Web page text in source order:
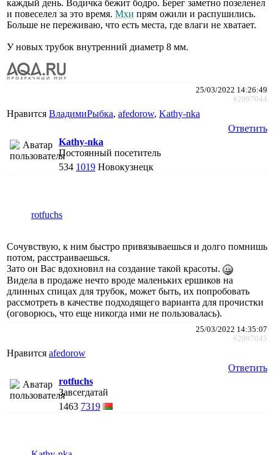
каждый день. Водичка бежит бодро. Берег заметно позеленел
и повеселел за это время. Мхи прям ожили и распушились.
Больше не переживаю, что есть места, где влаги не хватает.
У новых трубок внутренний диаметр 8 мм.
25/03/2022 14:26:49
#2997044
Нравится ВладимиРыбка, afedorow, Kathy-nka
Ответить
Kathy-nka
Постоянный посетитель
534 1019 Новокузнецк
rotfuchs
Сочувствую, к ним быстро привязываешься и долго помнишь
потом, расстраиваешься.
Зато он Вас вдохновил на создание такой красоты.
Видела в продаже нечто вроде маленьких ершиков на
длинных спицах для трубок, может быть, их попробовать
рассмотреть в качестве подходящего варианта для прочистки
(оговорюсь, что еще никогда ими не пользовалась).
25/03/2022 14:35:07
#2997045
Нравится afedorow
Ответить
rotfuchs
Завсегдатай
1463 7319